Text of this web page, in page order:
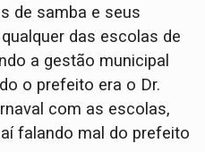
de samba e seus
das escolas de
a gestão municipal
o prefeito era o Dr.
com as escolas,
falando mal do prefeito